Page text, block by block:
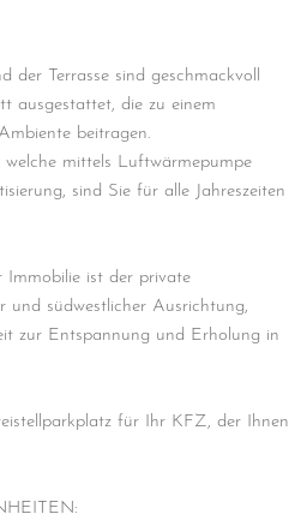
der Terrasse sind geschmackvoll
ausgestattet, die zu einem
beitragen.
mittels Luftwärmepumpe
sind Sie für alle Jahreszeiten
Immobilie ist der private
und südwestlicher Ausrichtung,
zur Entspannung und Erholung in
für Ihr KFZ, der Ihnen